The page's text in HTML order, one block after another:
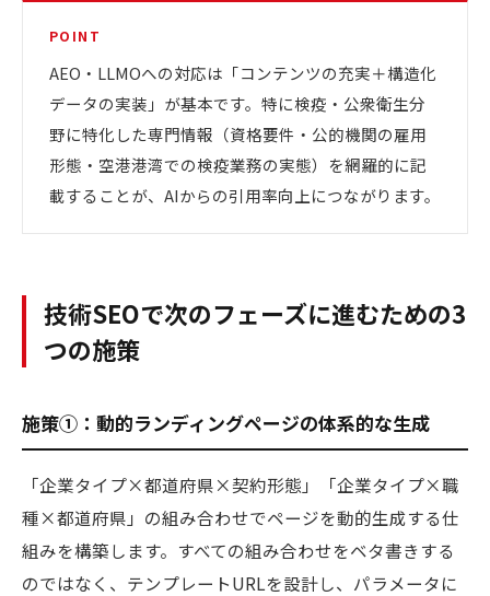
POINT
AEO・LLMOへの対応は「コンテンツの充実＋構造化
データの実装」が基本です。特に検疫・公衆衛生分
野に特化した専門情報（資格要件・公的機関の雇用
形態・空港港湾での検疫業務の実態）を網羅的に記
載することが、AIからの引用率向上につながります。
技術SEOで次のフェーズに進むための3
つの施策
施策①：動的ランディングページの体系的な生成
「企業タイプ×都道府県×契約形態」「企業タイプ×職
種×都道府県」の組み合わせでページを動的生成する仕
組みを構築します。すべての組み合わせをベタ書きする
のではなく、テンプレートURLを設計し、パラメータに